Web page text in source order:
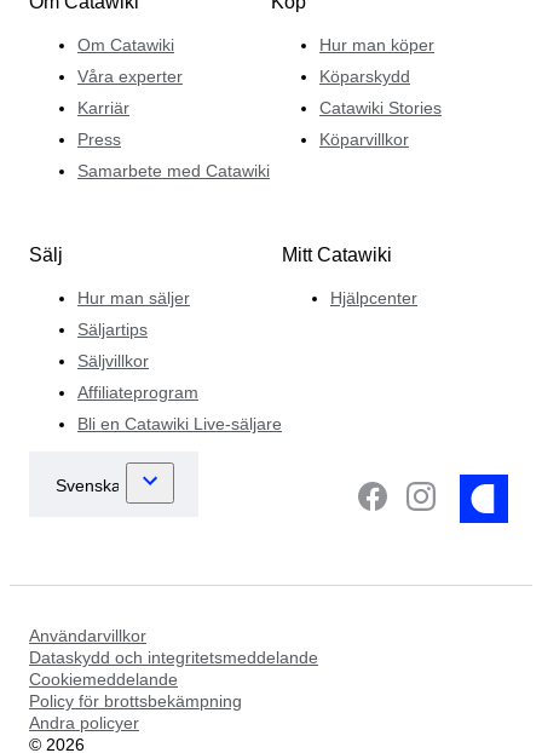
Om Catawiki
Våra experter
Karriär
Press
Samarbete med Catawiki
Hur man köper
Köparskydd
Catawiki Stories
Köparvillkor
Sälj
Hur man säljer
Säljartips
Säljvillkor
Affiliateprogram
Bli en Catawiki Live-säljare
Mitt Catawiki
Hjälpcenter
Användarvillkor
Dataskydd och integritetsmeddelande
Cookiemeddelande
Policy för brottsbekämpning
Andra policyer
© 2026